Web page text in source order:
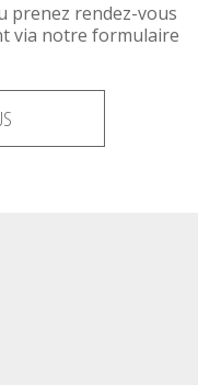
prenez rendez-vous
via notre formulaire